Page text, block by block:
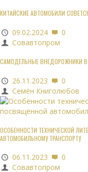
КИТАЙСКИЕ АВТОМОБИЛИ
09.02.2024
0
Совавтопром
САМОДЕЛЬНЫЕ ВНЕДОРОЖНИКИ
26.11.2023
0
Семён Книголюбов
ОСОБЕННОСТИ ТЕХНИЧЕСКОЙ
АВТОМОБИЛЬНОМУ ТРАНСПОРТУ
06.11.2023
0
Совавтопром